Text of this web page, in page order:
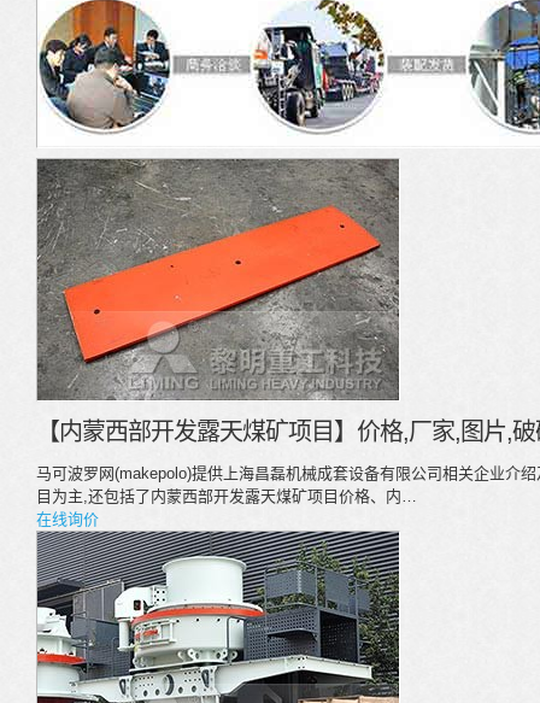
【内蒙西部开发露天煤矿项目】价格,厂家,图片,
马可波罗网(makepolo)提供上海昌磊机械成套设备有限公司相关企业介
目为主,还包括了内蒙西部开发露天煤矿项目价格、内…
在线询价